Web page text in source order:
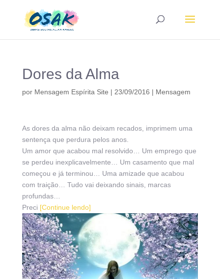
Dores da Alma
por Mensagem Espírita Site | 23/09/2016 | Mensagem
As dores da alma não deixam recados, imprimem uma
sentença que perdura pelos anos.
Um amor que acabou mal resolvido… Um emprego que
se perdeu inexplicavelmente… Um casamento que mal
começou e já terminou… Uma amizade que acabou
com traição… Tudo vai deixando sinais, marcas
profundas…
Preci [Continue lendo]